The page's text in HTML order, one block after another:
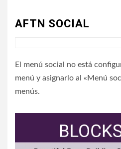
AFTN SOCIAL
El menú social no está
menú y asignarlo al «Menú
menús.